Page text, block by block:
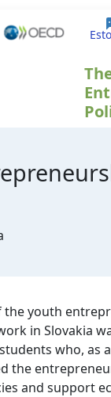
the youth
in Slovakia
who, as
the
and support